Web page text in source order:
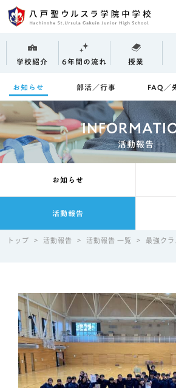
学校紹介 6年間の流れ 授業
お知らせ 部活／行事 FAQ／
─ 活動報告 ─
お知らせ
活動報告
トップ > 活動報告 > 活動報告 一覧 > 最強ク